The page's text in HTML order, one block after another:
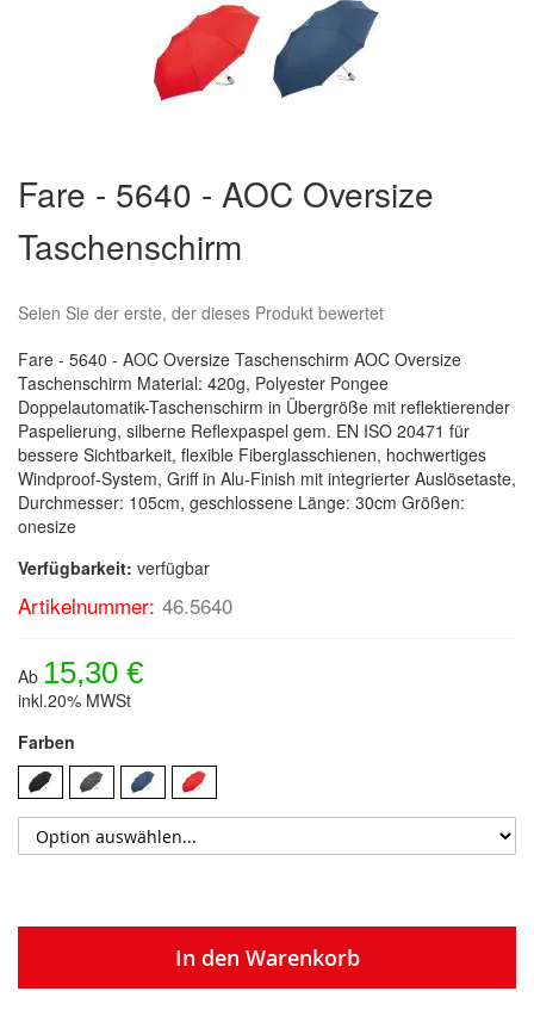
der
Bildergalerie
springen
Fare - 5640 - AOC Oversize
Taschenschirm
Seien Sie der erste, der dieses Produkt bewertet
Fare - 5640 - AOC Oversize Taschenschirm AOC Oversize
Taschenschirm Material: 420g, Polyester Pongee
Doppelautomatik-Taschenschirm in Übergröße mit reflektierender
Paspelierung, silberne Reflexpaspel gem. EN ISO 20471 für
bessere Sichtbarkeit, flexible Fiberglasschienen, hochwertiges
Windproof-System, Griff in Alu-Finish mit integrierter Auslösetaste,
Durchmesser: 105cm, geschlossene Länge: 30cm Größen:
onesize
Verfügbarkeit: verfügbar
Artikelnummer: 46.5640
Ab 15,30 €
inkl.20% MWSt
Farben
In den Warenkorb